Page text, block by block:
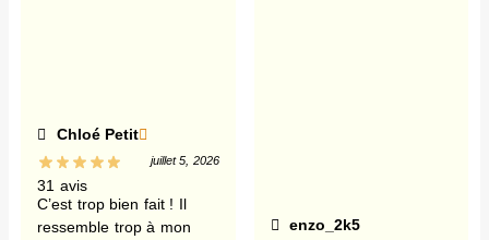
Chloé Petit
31 avis
juillet 5, 2026
C’est trop bien fait ! Il
ressemble trop à mon
enzo_2k5